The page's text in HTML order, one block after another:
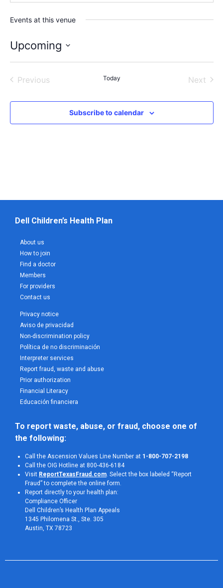
Events at this venue
Upcoming
date.
PreviousEvents Today Next
Subscribe to calendar
Dell Children’s Health Plan
About us
How to join
Find a doctor
Members
For providers
Contact us
Privacy notice
Aviso de privacidad
Non-discrimination policy
Política de no discriminación
Interpreter services
Report fraud, waste and abuse
Prior authorization
Financial Literacy
Educación financiera
To report waste, abuse, or fraud, choose one of
the following:
Call the Ascension Values Line Number at 1-800-707-2198
Call the OIG Hotline at 800-436-6184
Visit ReportTexasFraud.com . Select the box labeled “Report
Fraud” to complete the online form.
Report directly to your health plan:
Compliance Officer
Dell Children’s Health Plan Appeals
1345 Philomena St., Ste. 305
Austin, TX 78723